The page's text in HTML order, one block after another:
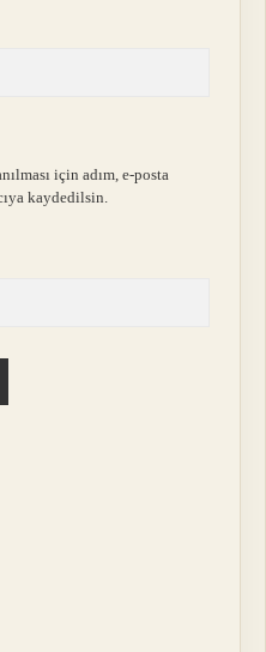
için adım, e-posta
kaydedilsin.